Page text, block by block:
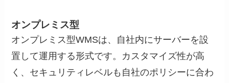
オンプレミス型
オンプレミス型WMSは、自社内にサーバーを設
置して運用する形式です。カスタマイズ性が高
く、セキュリティレベルも自社のポリシーに合わ